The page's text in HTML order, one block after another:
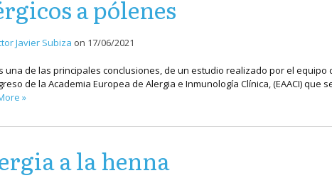
a pólenes
Javier Subiza on 17/06/2021
una de las principales conclusiones, de un estudio realizado por el
de la Academia Europea de Alergia e Inmunología Clínica, (EAACI) que
»
a la henna